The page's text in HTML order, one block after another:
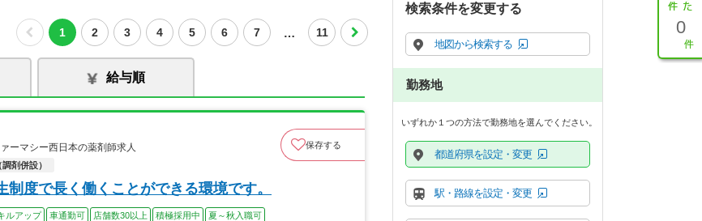
0
1 2 3 4 5 6 7 … 11
給与順
ーマシー西日本の薬剤師求人
剤併設）
保存する
度で長く働くことができる環境です。
ルアップ 車通勤可 店舗数30以上 積極採用中 夏～秋入職可
検索条件を変更する
地図から検索する
勤務地
いずれか１つの方法で勤務地を選んでください。
都道府県を設定・変更
駅・路線を設定・変更